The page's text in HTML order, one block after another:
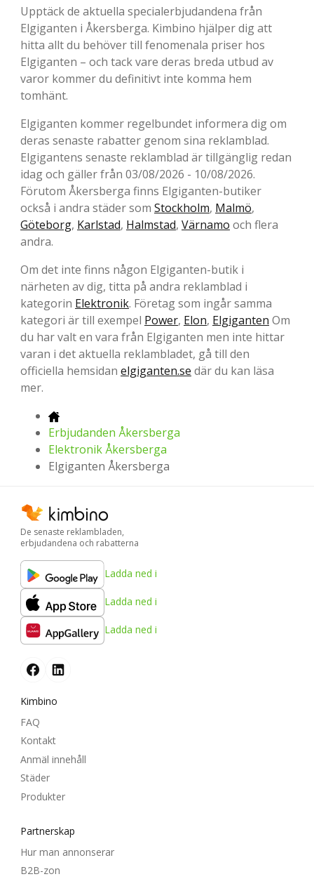
Upptäck de aktuella specialerbjudandena från
Elgiganten i Åkersberga. Kimbino hjälper dig att
hitta allt du behöver till fenomenala priser hos
Elgiganten – och tack vare deras breda utbud av
varor kommer du definitivt inte komma hem
tomhänt.
Elgiganten kommer regelbundet informera dig om
deras senaste rabatter genom sina reklamblad.
Elgigantens senaste reklamblad är tillgänglig redan
idag och gäller från 03/08/2026 - 10/08/2026.
Förutom Åkersberga finns Elgiganten-butiker
också i andra städer som Stockholm, Malmö,
Göteborg, Karlstad, Halmstad, Värnamo och flera
andra.
Om det inte finns någon Elgiganten-butik i
närheten av dig, titta på andra reklamblad i
kategorin Elektronik. Företag som ingår samma
kategori är till exempel Power, Elon, Elgiganten Om
du har valt en vara från Elgiganten men inte hittar
varan i det aktuella reklambladet, gå till den
officiella hemsidan elgiganten.se där du kan läsa
mer.
Erbjudanden Åkersberga
Elektronik Åkersberga
Elgiganten Åkersberga
De senaste reklambladen,
erbjudandena och rabatterna
Ladda ned i
Ladda ned i
Ladda ned i
Kimbino
FAQ
Kontakt
Anmäl innehåll
Städer
Produkter
Partnerskap
Hur man annonserar
B2B-zon